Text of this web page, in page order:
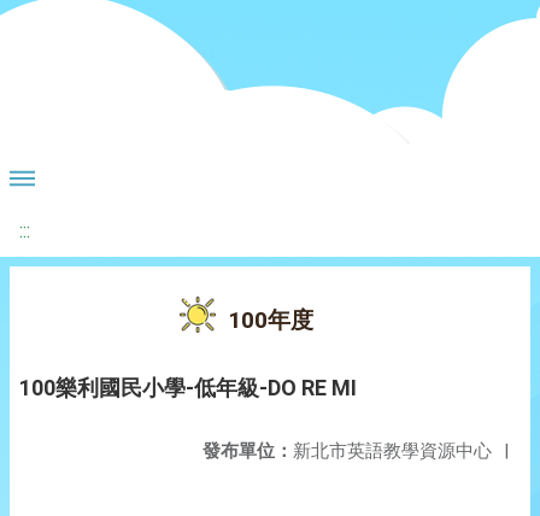
:::
100年度
100樂利國民小學-低年級-DO RE MI
發布單位： 新北市英語教學資源中心 |